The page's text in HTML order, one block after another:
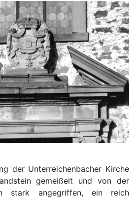
der Unterreichenbacher Kirche
gemeißelt und von der
stark angegriffen, ein reich